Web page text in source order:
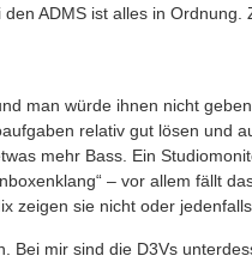
ADMS ist alles in
man würde ihnen nicht
relativ gut lösen und
mehr Bass. Ein
– vor allem fällt
zeigen sie nicht oder
Bei mir sind die D3Vs